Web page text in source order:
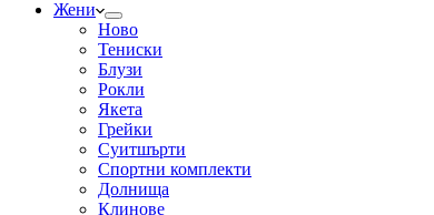
Жени
Ново
Тениски
Блузи
Рокли
Якета
Грейки
Суитшърти
Спортни комплекти
Долнища
Клинове